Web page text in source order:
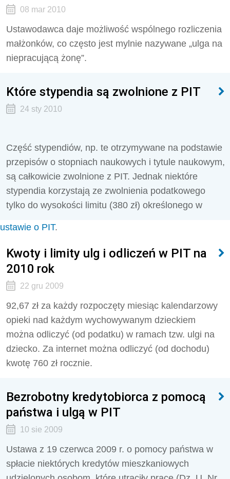
08 mar 2010
Ustawodawca daje możliwość wspólnego rozliczenia
małżonków, co często jest mylnie nazywane „ulga na
niepracującą żonę”.
Które stypendia są zwolnione z PIT
24 sty 2010
Część stypendiów, np. te otrzymywane na podstawie
przepisów o stopniach naukowych i tytule naukowym,
są całkowicie zwolnione z PIT. Jednak niektóre
stypendia korzystają ze zwolnienia podatkowego
tylko do wysokości limitu (380 zł) określonego w
ustawie o PIT.
Kwoty i limity ulg i odliczeń w PIT na
2010 rok
22 gru 2009
92,67 zł za każdy rozpoczęty miesiąc kalendarzowy
opieki nad każdym wychowywanym dzieckiem
można odliczyć (od podatku) w ramach tzw. ulgi na
dziecko. Za internet można odliczyć (od dochodu)
kwotę 760 zł rocznie.
Bezrobotny kredytobiorca z pomocą
państwa i ulgą w PIT
10 sie 2009
Ustawa z 19 czerwca 2009 r. o pomocy państwa w
spłacie niektórych kredytów mieszkaniowych